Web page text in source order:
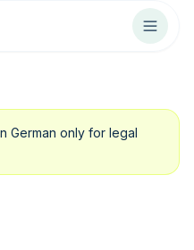
German only for legal